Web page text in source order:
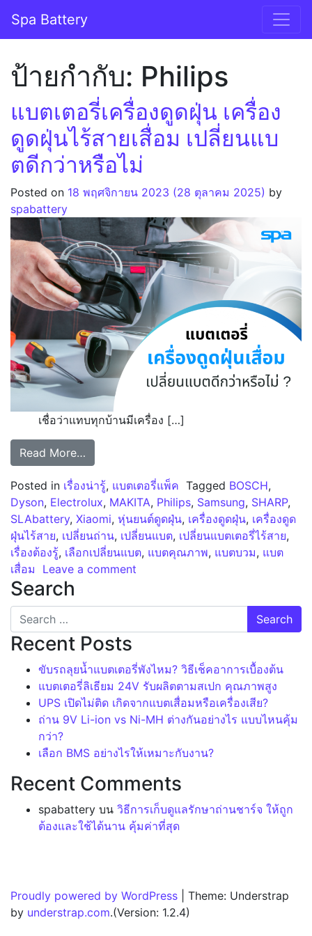
Main Navigation
Spa Battery
ป้ายกำกับ: Philips
แบตเตอรี่เครื่องดูดฝุ่น เครื่อง
ดูดฝุ่นไร้สายเสื่อม เปลี่ยนแบ
ตดีกว่าหรือไม่
Posted on 18 พฤศจิกายน 2023 (28 ตุลาคม 2025) by
spabattery
เชื่อว่าแทบทุกบ้านมีเครื่อง […]
Read More…
Posted in เรื่องน่ารู้, แบตเตอรี่แพ็ค Tagged BOSCH,
Dyson, Electrolux, MAKITA, Philips, Samsung, SHARP,
SLAbattery, Xiaomi, หุ่นยนต์ดูดฝุ่น, เครื่องดูดฝุ่น, เครื่องดูด
ฝุ่นไร้สาย, เปลี่ยนถ่าน, เปลี่ยนแบต, เปลี่ยนแบตเตอรี่ไร้สาย,
เรื่องต้องรู้, เลือกเปลี่ยนแบต, แบตคุณภาพ, แบตบวม, แบต
เสื่อม
Leave a comment
Search
Search for:
Recent Posts
ขับรถลุยน้ำแบตเตอรี่พังไหม? วิธีเช็คอาการเบื้องต้น
แบตเตอรี่ลิเธียม 24V รับผลิตตามสเปก คุณภาพสูง
UPS เปิดไม่ติด เกิดจากแบตเสื่อมหรือเครื่องเสีย?
ถ่าน 9V Li-ion vs Ni-MH ต่างกันอย่างไร แบบไหนคุ้ม
กว่า?
เลือก BMS อย่างไรให้เหมาะกับงาน?
Recent Comments
spabattery บน วิธีการเก็บดูแลรักษาถ่านชาร์จ ให้ถูก
ต้องและใช้ได้นาน คุ้มค่าที่สุด
Proudly powered by WordPress
Theme: Understrap
by understrap.com.(Version: 1.2.4)